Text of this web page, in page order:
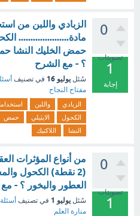
0
تصويتات
1
إجابة
الزبادي واللبن من
مادة.....................
حمض الخليك النشا
؟ - مع الشرح
سُئل يوليو 16 في تصنيف
مفتاح النجاح
الزبادي واللبن
الكحول
الايثيلي حمض
النشا
اللاكتيك
0
تصويتات
1
من أنواع المؤثرات
(2 نقطة) الكحول
العطور والبخور ؟ -
سُئل يوليو 1 في تصنيف
منارة العلم